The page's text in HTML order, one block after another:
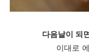
다음날이 되
이대로